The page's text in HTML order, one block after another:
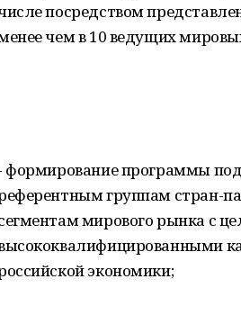
посредством
чем в 10 ведущих
формирование программы
группам стран-
мирового рынка с
экономики;